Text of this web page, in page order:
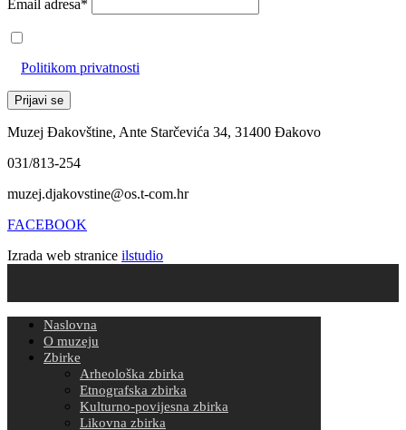
Email adresa*
Politikom privatnosti
Muzej Đakovštine, Ante Starčevića 34, 31400 Đakovo
031/813-254
muzej.djakovstine@os.t-com.hr
FACEBOOK
Izrada web stranice ilstudio
Naslovna
O muzeju
Zbirke
Arheološka zbirka
Etnografska zbirka
Kulturno-povijesna zbirka
Likovna zbirka